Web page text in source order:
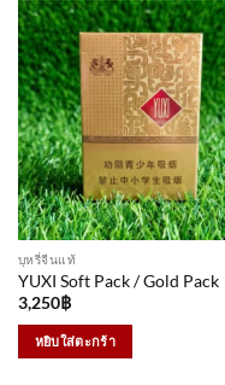
บุหรี่จีนแท้
YUXI Soft Pack / Gold Pack
3,250฿
หยิบใส่ตะกร้า